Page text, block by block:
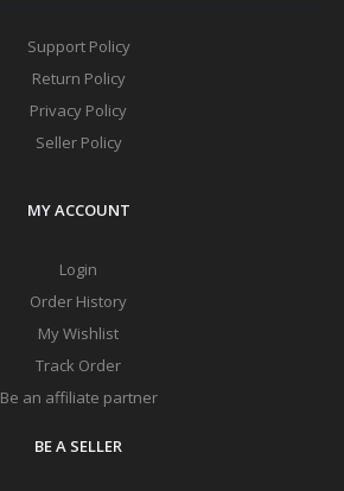
Support Policy
Return Policy
Privacy Policy
Seller Policy
MY ACCOUNT
Login
Order History
My Wishlist
Track Order
Be an affiliate partner
BE A SELLER